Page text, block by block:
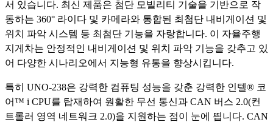
서 있습니다. 최신 제품은 첨단 모빌리티 기술을 기반으로 작
동하는 360° 라이다 및 카메라와 통합된 최첨단 내비게이션 및
위치 파악 시스템 등 최첨단 기능을 자랑합니다. 이 자율주행
지게차는 안정적인 내비게이션 및 위치 파악 기능을 갖추고 있
어 다양한 시나리오에서 지능형 유통을 향상시킵니다.
특히 UNO-238은 강력한 컴퓨팅 성능을 갖춘 강력한 인텔® 코
어™ i CPU를 탑재하여 원활한 무선 통신과 CAN 버스 2.0(컨
트롤러 영역 네트워크 2.0)을 지원하는 점이 눈에 띕니다. CAN